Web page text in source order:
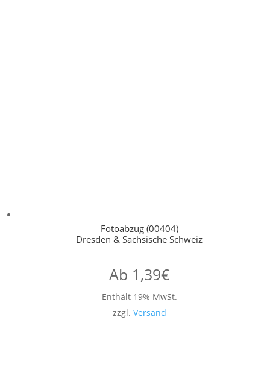
Fotoabzug (00404)
Dresden & Sächsische Schweiz
Ab 1,39€
Enthält 19% MwSt.
zzgl. Versand